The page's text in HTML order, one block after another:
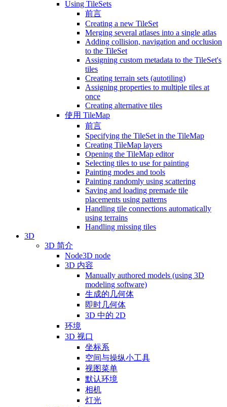
Using TileSets
前言
Creating a new TileSet
Merging several atlases into a single atlas
Adding collision, navigation and occlusion
to the TileSet
Assigning custom metadata to the TileSet's
tiles
Creating terrain sets (autotiling)
Assigning properties to multiple tiles at
once
Creating alternative tiles
使用 TileMap
前言
Specifying the TileSet in the TileMap
Creating TileMap layers
Opening the TileMap editor
Selecting tiles to use for painting
Painting modes and tools
Painting randomly using scattering
Saving and loading premade tile
placements using patterns
Handling tile connections automatically
using terrains
Handling missing tiles
3D
3D 简介
Node3D node
3D 内容
Manually authored models (using 3D
modeling software)
生成的几何体
即时几何体
3D 中的 2D
环境
3D 视口
坐标系
空间与操纵小工具
视图菜单
默认环境
相机
灯光